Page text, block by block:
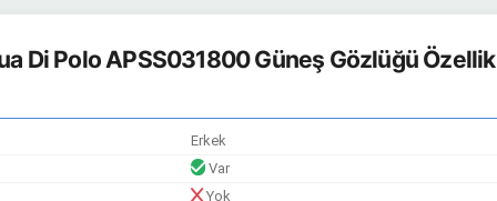
Di Polo APSS031800 Güneş Gözlüğü
Erkek
Var
Yok